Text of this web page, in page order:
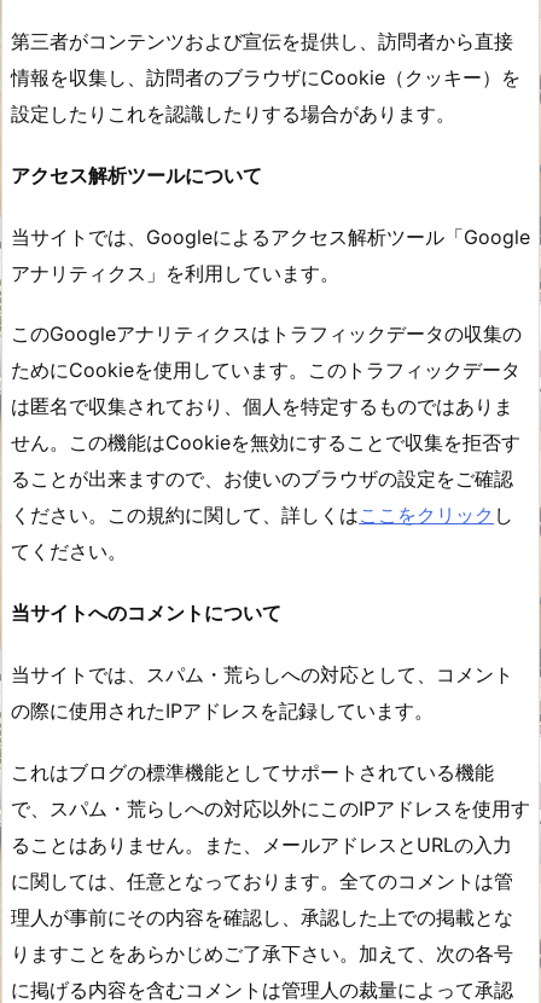
第三者がコンテンツおよび宣伝を提供し、訪問者から直接
情報を収集し、訪問者のブラウザにCookie（クッキー）を
設定したりこれを認識したりする場合があります。
アクセス解析ツールについて
当サイトでは、Googleによるアクセス解析ツール「Google
アナリティクス」を利用しています。
このGoogleアナリティクスはトラフィックデータの収集の
ためにCookieを使用しています。このトラフィックデータ
は匿名で収集されており、個人を特定するものではありま
せん。この機能はCookieを無効にすることで収集を拒否す
ることが出来ますので、お使いのブラウザの設定をご確認
ください。この規約に関して、詳しくはここをクリック し
てください。
当サイトへのコメントについて
当サイトでは、スパム・荒らしへの対応として、コメント
の際に使用されたIPアドレスを記録しています。
これはブログの標準機能としてサポートされている機能
で、スパム・荒らしへの対応以外にこのIPアドレスを使用す
ることはありません。また、メールアドレスとURLの入力
に関しては、任意となっております。全てのコメントは管
理人が事前にその内容を確認し、承認した上での掲載とな
りますことをあらかじめご了承下さい。加えて、次の各号
に掲げる内容を含むコメントは管理人の裁量によって承認